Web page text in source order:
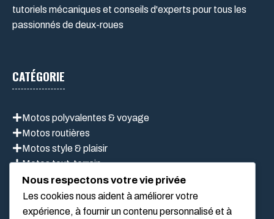
tutoriels mécaniques et conseils d'experts pour tous les
passionnés de deux-roues
CATÉGORIE
Motos polyvalentes & voyage
Motos routières
Motos style & plaisir
Motos tout-terrain
Scooter
Nous respectons votre vie privée
Les cookies nous aident à améliorer votre
expérience, à fournir un contenu personnalisé et à